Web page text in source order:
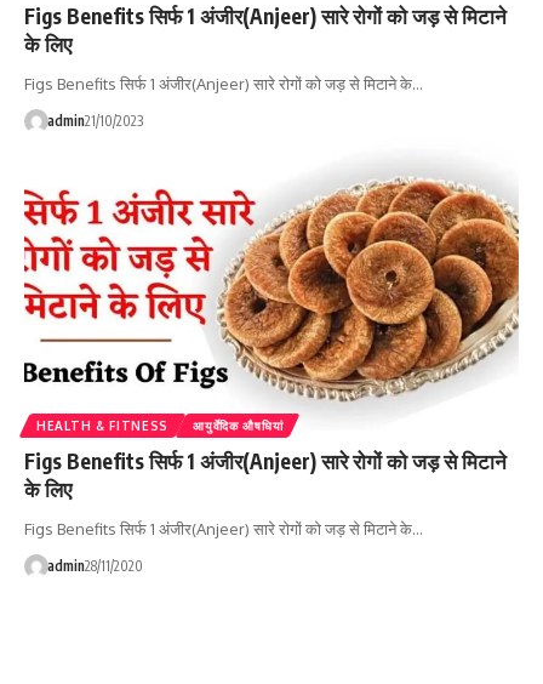
Figs Benefits सिर्फ 1 अंजीर(Anjeer) सारे रोगों को जड़ से मिटाने
के लिए
Figs Benefits सिर्फ 1 अंजीर(Anjeer) सारे रोगों को जड़ से मिटाने के…
admin21/10/2023
HEALTH & FITNESS आयुर्वेदिक औषधियां
Figs Benefits सिर्फ 1 अंजीर(Anjeer) सारे रोगों को जड़ से मिटाने
के लिए
Figs Benefits सिर्फ 1 अंजीर(Anjeer) सारे रोगों को जड़ से मिटाने के…
admin28/11/2020